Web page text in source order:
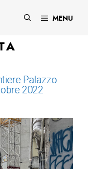
MENU
Palazzo
2022